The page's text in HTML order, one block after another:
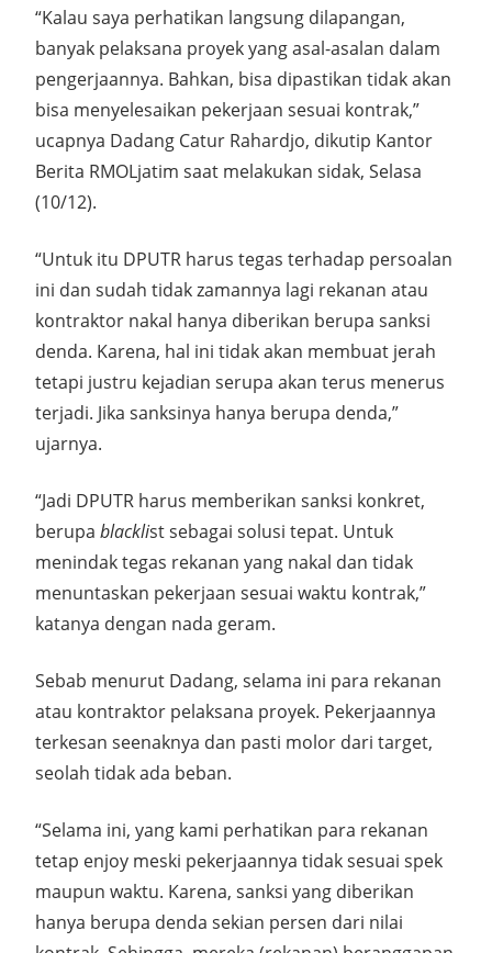
“Kalau saya perhatikan langsung dilapangan,
banyak pelaksana proyek yang asal-asalan dalam
pengerjaannya. Bahkan, bisa dipastikan tidak akan
bisa menyelesaikan pekerjaan sesuai kontrak,”
ucapnya Dadang Catur Rahardjo, dikutip Kantor
Berita RMOLjatim saat melakukan sidak, Selasa
(10/12).
“Untuk itu DPUTR harus tegas terhadap persoalan
ini dan sudah tidak zamannya lagi rekanan atau
kontraktor nakal hanya diberikan berupa sanksi
denda. Karena, hal ini tidak akan membuat jerah
tetapi justru kejadian serupa akan terus menerus
terjadi. Jika sanksinya hanya berupa denda,”
ujarnya.
“Jadi DPUTR harus memberikan sanksi konkret,
berupa blacklist sebagai solusi tepat. Untuk
menindak tegas rekanan yang nakal dan tidak
menuntaskan pekerjaan sesuai waktu kontrak,”
katanya dengan nada geram.
Sebab menurut Dadang, selama ini para rekanan
atau kontraktor pelaksana proyek. Pekerjaannya
terkesan seenaknya dan pasti molor dari target,
seolah tidak ada beban.
“Selama ini, yang kami perhatikan para rekanan
tetap enjoy meski pekerjaannya tidak sesuai spek
maupun waktu. Karena, sanksi yang diberikan
hanya berupa denda sekian persen dari nilai